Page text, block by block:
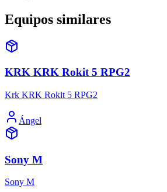
Equipos similares
KRK KRK Rokit 5 RPG2
Krk KRK Rokit 5 RPG2
Ángel
Sony M
Sony M